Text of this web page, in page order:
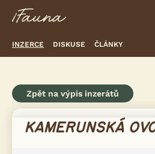
INZERCE DISKUSE ČLÁNKY
Zpět na výpis inzerátů
KAMERUNSKÁ